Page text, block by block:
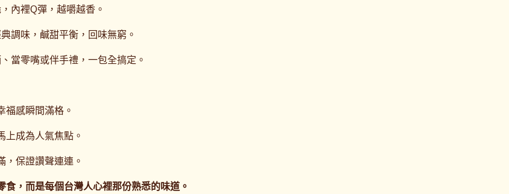
內裡Q彈，越嚼越香。
調味，鹹甜平衡，回味無窮。
當零嘴或伴手禮，一包全搞定。
福感瞬間滿格。
上成為人氣焦點。
，保證讚聲連連。
食，而是每個台灣人心裡那份熟悉的味道。